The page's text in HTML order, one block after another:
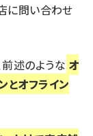
に問い合わせ
述のような オ
とオフライン